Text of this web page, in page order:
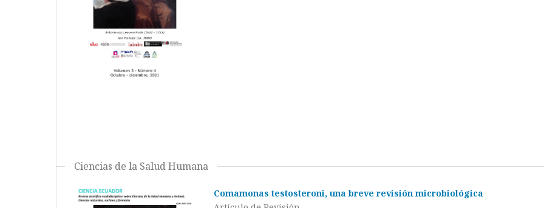
Ciencias de la Salud Humana
Comamonas testosteroni, una breve revisión microbiológica